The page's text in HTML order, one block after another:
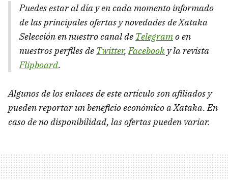
Puedes estar al día y en cada momento informado
de las principales ofertas y novedades de Xataka
Selección en nuestro canal de Telegramo en
nuestros perfiles de Twitter,Facebook y la revista
Flipboard.
Algunos de los enlaces de este artículo son afiliados y
pueden reportar un beneficio económico a Xataka. En
caso de no disponibilidad, las ofertas pueden variar.